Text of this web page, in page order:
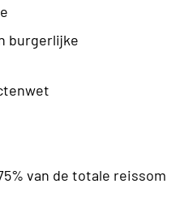
burgerlijke
van de totale reissom